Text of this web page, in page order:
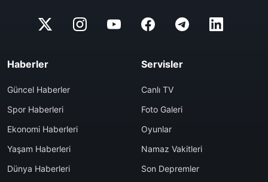
Haberler
Güncel Haberler
Spor Haberleri
Ekonomi Haberleri
Yaşam Haberleri
Dünya Haberleri
Servisler
Canlı TV
Foto Galeri
Oyunlar
Namaz Vakitleri
Son Depremler